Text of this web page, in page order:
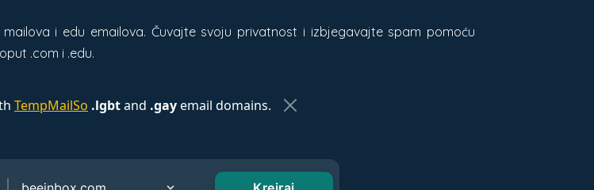
i edu emailova. Čuvajte svoju privatnost i izbjegavajte spam pomoću
.com i .edu.
TempMailSo .lgbtand .gayemail domains.